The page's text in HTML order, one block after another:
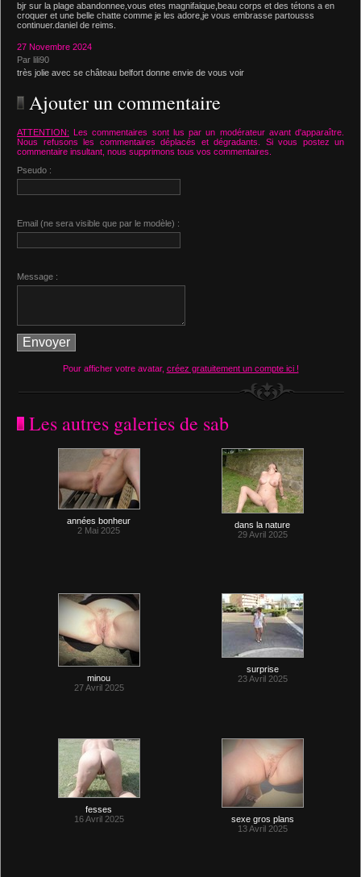
bjr sur la plage abandonnee,vous etes magnifaique,beau corps et des tétons a en
croquer et une belle chatte comme je les adore,je vous embrasse partousss
continuer.daniel de reims.
27 Novembre 2024
Par lili90
très jolie avec se château belfort donne envie de vous voir
Ajouter un commentaire
ATTENTION: Les commentaires sont lus par un modérateur avant d'apparaître.
Nous refusons les commentaires déplacés et dégradants. Si vous postez un
commentaire insultant, nous supprimons tous vos commentaires.
Pseudo :
Email (ne sera visible que par le modèle) :
Message :
Pour afficher votre avatar, créez gratuitement un compte ici !
Les autres galeries de sab
années bonheur
2 Mai 2025
dans la nature
29 Avril 2025
minou
27 Avril 2025
surprise
23 Avril 2025
fesses
16 Avril 2025
sexe gros plans
13 Avril 2025